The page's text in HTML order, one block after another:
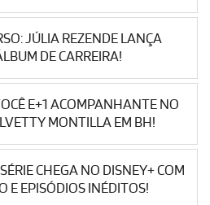
JÚLIA REZENDE LANÇA
DE CARREIRA!
E+1 ACOMPANHANTE NO
MONTILLA EM BH!
CHEGA NO DISNEY+ COM
E EPISÓDIOS INÉDITOS!